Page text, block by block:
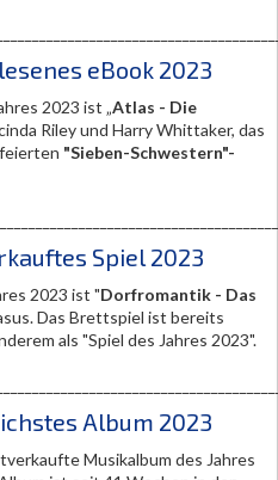
eBook 2023
2023 ist „Atlas - Die
Riley und Harry Whittaker, das
"Sieben-Schwestern"-
Spiel 2023
2023 ist "Dorfromantik - Das
Das Brettspiel ist bereits
als "Spiel des Jahres 2023".
Album 2023
Musikalbum des Jahres